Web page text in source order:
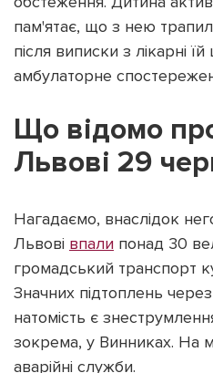
пам'ятає, що з нею
після виписки з лікарні
амбулаторне
Що відомо
Львові 29
Нагадаємо, внаслідок
Львові впали понад 30
громадський транспорт
Значних підтоплень
натомість є
зокрема, у Винниках. На
аварійні служби.